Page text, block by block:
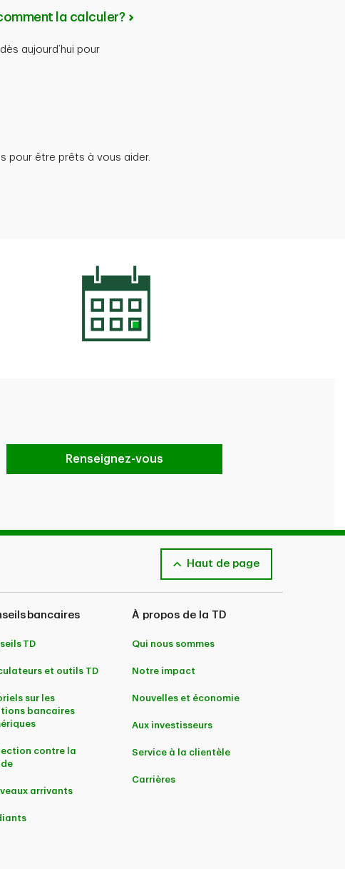
la calculer?
aujourd’hui pour
pour être prêts à vous aider.
Renseignez-vous
Haut de page
bancaires
TD
et outils TD
sur les
bancaires
contre la
arrivants
À propos de la TD
Qui nous sommes
Notre impact
Nouvelles et économie
Aux investisseurs
Service à la clientèle
Carrières